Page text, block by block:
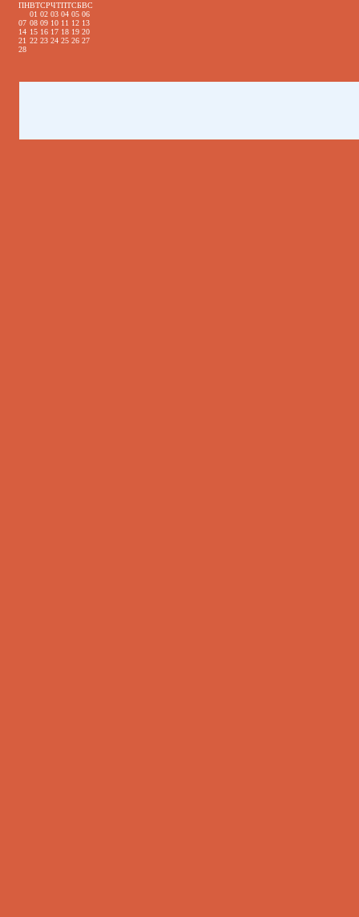
ПНВТСРЧТПТСБВС
01 02 03 04 05 06
07 08 09 10 11 12 13
14 15 16 17 18 19 20
21 22 23 24 25 26 27
28